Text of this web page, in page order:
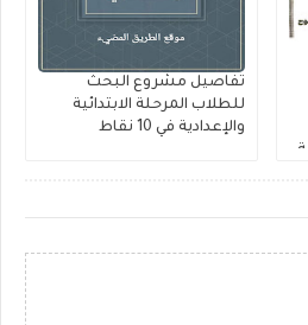
تفاصيل مشروع البحث
للطلاب المرحلة الابتدائية
والإعدادية في 10 نقاط